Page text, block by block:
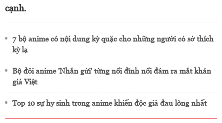
cạnh.
7 bộ anime có nội dung kỳ quặc cho những người có sở thích
kỳ lạ
Bộ đôi anime 'Nhắn gửi' từng nổi đình nổi đám ra mắt khán
giả Việt
Top 10 sự hy sinh trong anime khiến độc giả đau lòng nhất